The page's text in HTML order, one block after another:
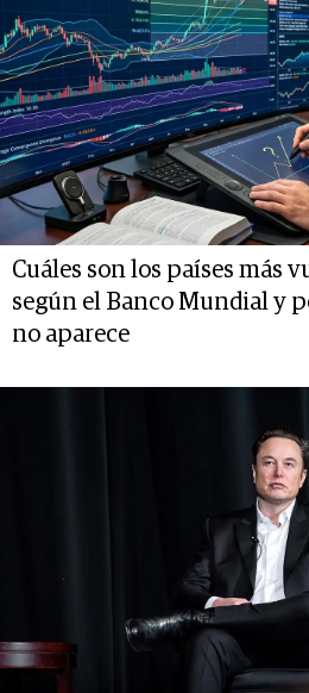
Cuáles son los países más
según el Banco Mundial y
no aparece